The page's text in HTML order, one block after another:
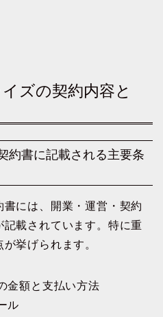
ズの契約内容と
約書に記載される主要条
には、開業・運営・契約
載されています。特に重
挙げられます。
金額と支払い方法
ル